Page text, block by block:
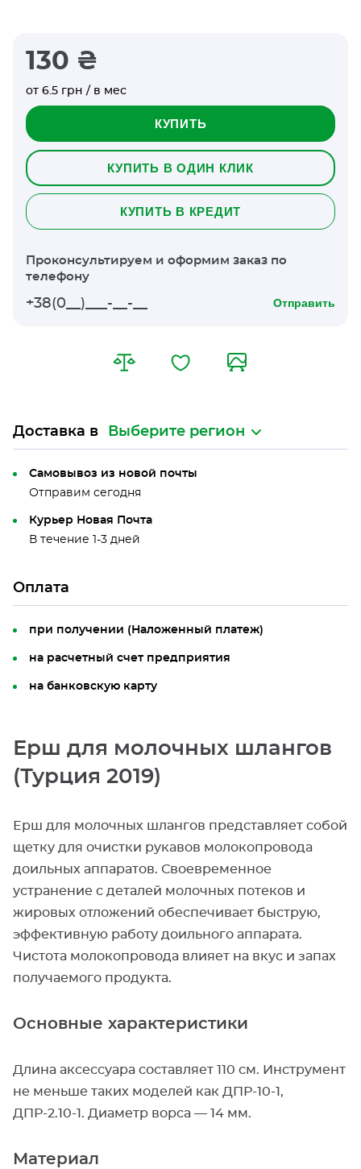
130 ₴
от 6.5 грн / в мес
КУПИТЬ В ОДИН КЛИК
КУПИТЬ
КУПИТЬ В КРЕДИТ
Проконсультируем и оформим заказ по
телефону
Отправить
Доставка в Выберите регион
Самовывоз из новой почты
Отправим сегодня
Курьер Новая Почта
В течение 1-3 дней
Оплата
при получении (Наложенный платеж)
на расчетный счет предприятия
на банковскую карту
Ерш для молочных шлангов
(Турция 2019)
Ерш для молочных шлангов представляет собой
щетку для очистки рукавов молокопровода
доильных аппаратов. Своевременное
устранение с деталей молочных потеков и
жировых отложений обеспечивает быструю,
эффективную работу доильного аппарата.
Чистота молокопровода влияет на вкус и запах
получаемого продукта.
Основные характеристики
Длина аксессуара составляет 110 см. Инструмент
не меньше таких моделей как ДПР-10-1,
ДПР-2.10-1. Диаметр ворса — 14 мм.
Материал